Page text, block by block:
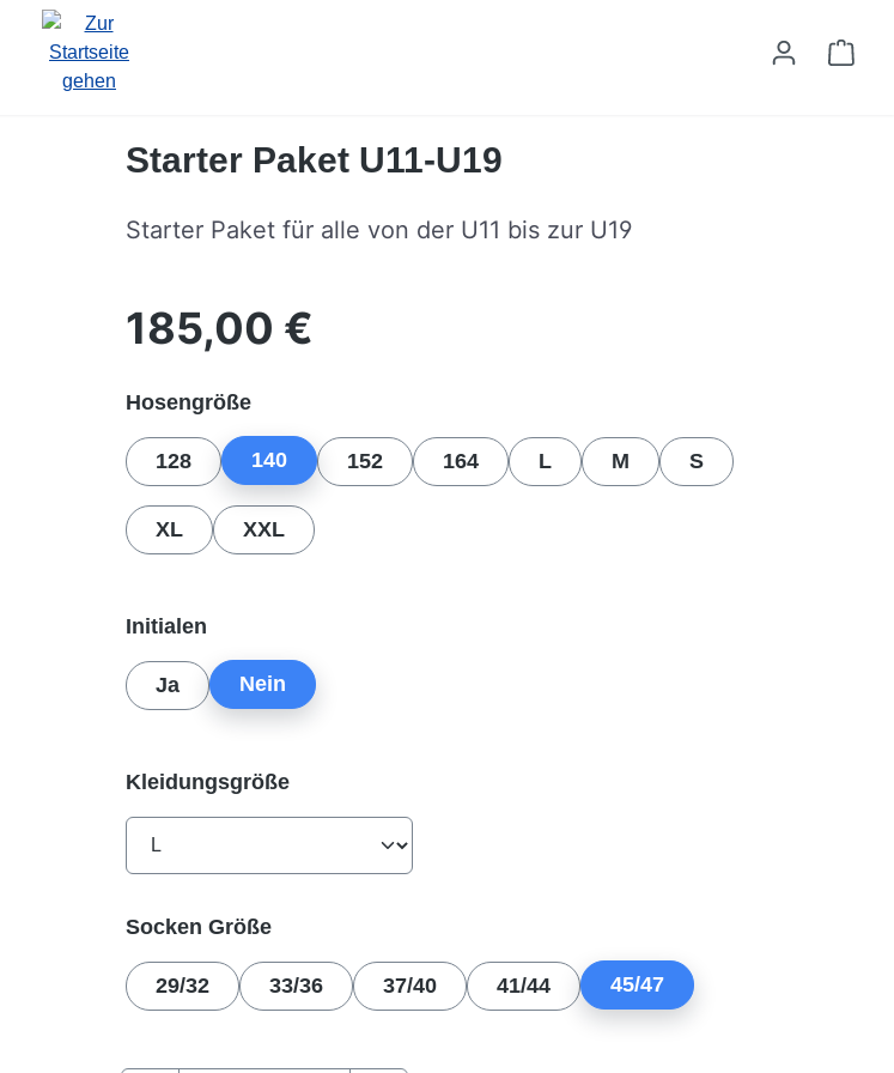
Starter Paket U11-U19
Starter Paket für alle von der U11 bis zur U19
Regulärer Preis:
185,00 €
Hosengrößeauswählen
128 140 152 164 L M S
XL XXL
Initialen
Ja Nein
Kleidungsgrößeauswählen
Socken Größeauswählen
29/32 33/36 37/40 41/44 45/47